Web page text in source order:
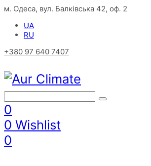
м. Одеса, вул. Балківська 42, оф. 2
UA
RU
+380 97 640 7407
0
0 Wishlist
0